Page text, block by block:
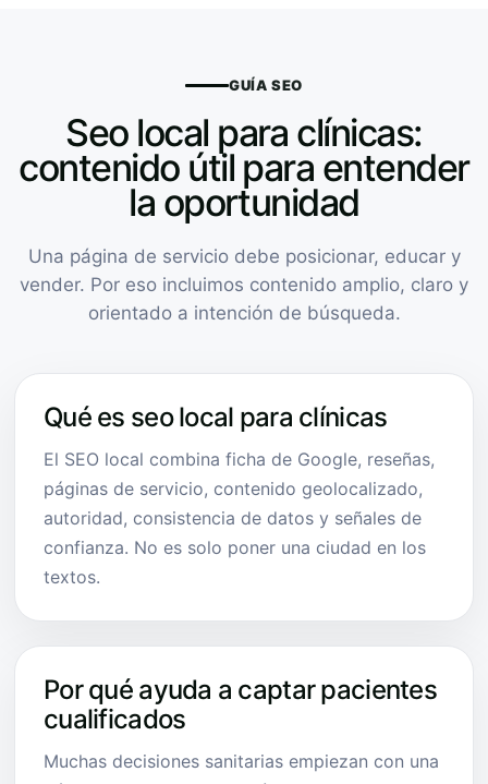
GUÍA SEO
Seo local para clínicas:
contenido útil para entender
la oportunidad
Una página de servicio debe posicionar, educar y
vender. Por eso incluimos contenido amplio, claro y
orientado a intención de búsqueda.
Qué es seo local para clínicas
El SEO local combina ficha de Google, reseñas,
páginas de servicio, contenido geolocalizado,
autoridad, consistencia de datos y señales de
confianza. No es solo poner una ciudad en los
textos.
Por qué ayuda a captar pacientes
cualificados
Muchas decisiones sanitarias empiezan con una